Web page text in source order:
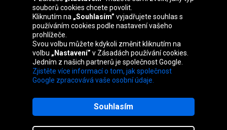
France Italia Magyarország Nederland
Österreich Polska
Slovenská
republika
United
Kingdom
Mapa webu
souborů cookies chcete povolit.
Kliknutím na „Souhlasím” vyjadřujete souhlas s
používáním cookies podle nastavení vašeho
prohlížeče.
Svou volbu můžete kdykoli změnit kliknutím na
volbu „Nastavení” v Zásadách používání cookies.
Jedním z našich partnerů je společnost Google.
Zjistěte více informací o tom, jak společnost
Google zpracovává vaše osobní údaje.
Souhlasím